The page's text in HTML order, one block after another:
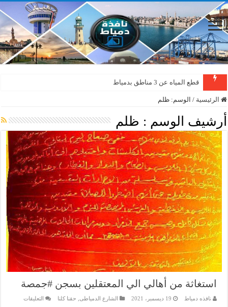
قطع المياه عن 3 مناطق بدمياط
الرئيسية / الوسم: ظلم
أرشيف الوسم : ظلم
استغاثة من أهالي الي المعتقلين بسجن #جمصة
نافذه دمياط 19 ديسمبر، 2021 الشارع الدمياطى حقنا كلنا التعليقاتعلى